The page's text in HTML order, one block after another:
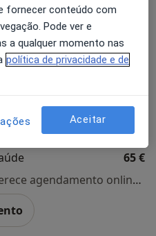
Rua Vasco da Gama, 15-A, Urbaniz. Infantado, Loures
65 €
Esse especialista não oferece agendamento online para esse endereço.
fornecer conteúdo com
Pode ver e
a qualquer momento nas
política de privacidade e de
Aceitar